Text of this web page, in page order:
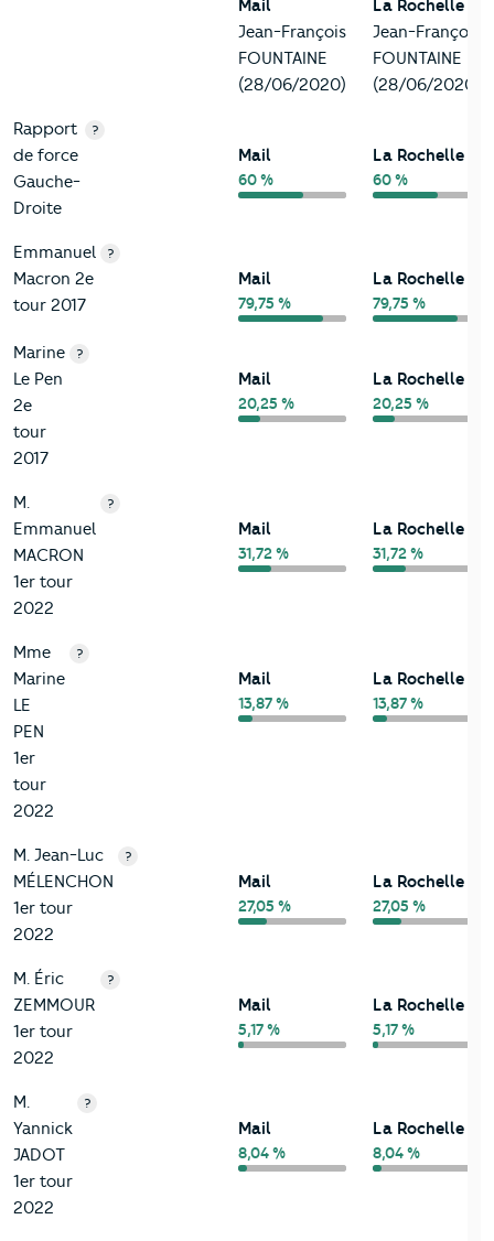
Mail
Jean-François
FOUNTAINE
(28/06/2020)
La Rochelle
Jean-François
FOUNTAINE
(28/06/2020)
Rapport
de force
Gauche-
Droite
?
Mail
60 %
La Rochelle
60 %
Emmanuel
Macron 2e
tour 2017
?
Mail
79,75 %
La Rochelle
79,75 %
Marine
Le Pen
2e
tour
2017
?
Mail
20,25 %
La Rochelle
20,25 %
M.
Emmanuel
MACRON
1er tour
2022
?
Mail
31,72 %
La Rochelle
31,72 %
Mme
Marine
LE
PEN
1er
tour
2022
?
Mail
13,87 %
La Rochelle
13,87 %
M. Jean-Luc
MÉLENCHON
1er tour
2022
?
Mail
27,05 %
La Rochelle
27,05 %
M. Éric
ZEMMOUR
1er tour
2022
?
Mail
5,17 %
La Rochelle
5,17 %
M.
Yannick
JADOT
1er tour
2022
?
Mail
8,04 %
La Rochelle
8,04 %